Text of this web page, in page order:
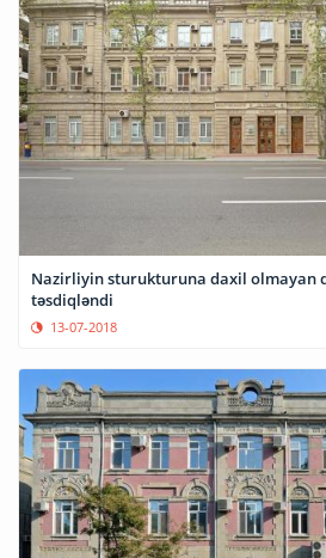
Nazirliyin sturukturuna daxil olmayan
təsdiqləndi
13-07-2018